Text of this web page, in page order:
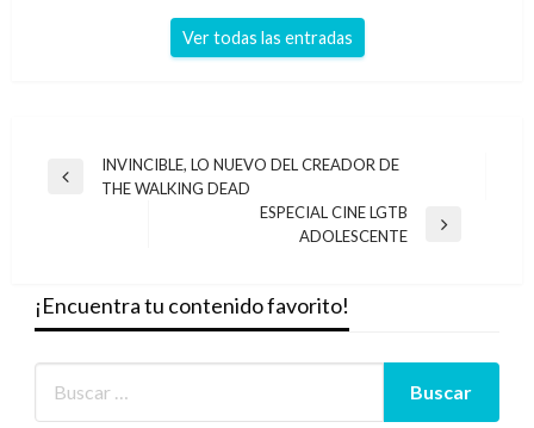
Ver todas las entradas
Navegación
Entrada
INVINCIBLE, LO NUEVO DEL CREADOR DE
THE WALKING DEAD
ESPECIAL CINE LGTB
ADOLESCENTE
¡Encuentra tu contenido favorito!